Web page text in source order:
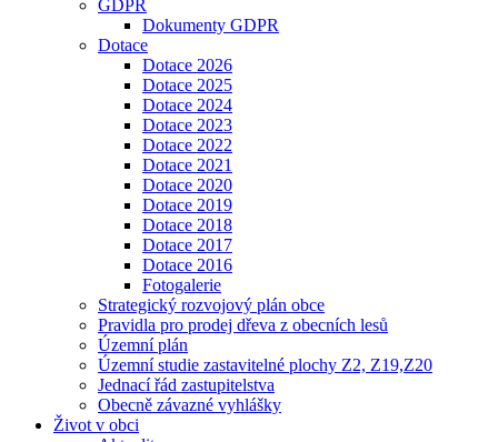
GDPR
Dokumenty GDPR
Dotace
Dotace 2026
Dotace 2025
Dotace 2024
Dotace 2023
Dotace 2022
Dotace 2021
Dotace 2020
Dotace 2019
Dotace 2018
Dotace 2017
Dotace 2016
Fotogalerie
Strategický rozvojový plán obce
Pravidla pro prodej dřeva z obecních lesů
Územní plán
Územní studie zastavitelné plochy Z2, Z19,Z20
Jednací řád zastupitelstva
Obecně závazné vyhlášky
Život v obci